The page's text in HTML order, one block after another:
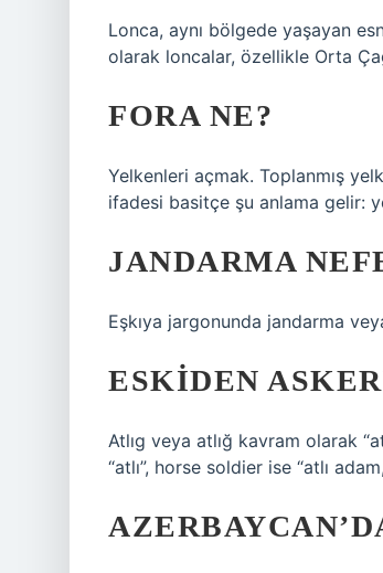
Lonca, aynı bölgede yaşayan
olarak loncalar, özellikle Orta
FORA NE?
Yelkenleri açmak. Toplanmış
ifadesi basitçe şu anlama gelir:
JANDARMA
Eşkıya jargonunda jandarma
ESKIDEN
Atlıg veya atlığ kavram olarak
“atlı”, horse soldier ise “atlı